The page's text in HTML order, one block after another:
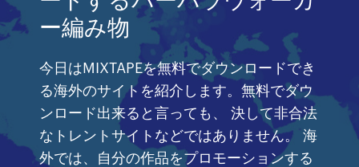
ー編み物
今日はMIXTAPEを無料でダウンロードでき
る海外のサイトを紹介します。無料でダウ
ンロード出来ると言っても、 決して非合法
なトレントサイトなどではありません。 海
外では、自分の作品をプロモーションする